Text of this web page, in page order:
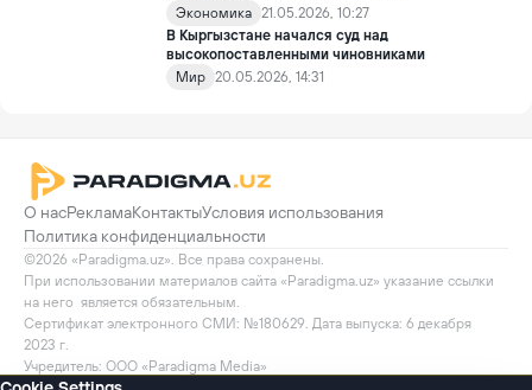
Экономика 21.05.2026, 10:27
В Кыргызстане начался суд над
высокопоставленными чиновниками
Мир 20.05.2026, 14:31
О насРекламаКонтактыУсловия использования
Политика конфиденциальности
©2026 «Paradigma.uz». Все права сохранены.
При использовании материалов сайта «Paradigma.uz» указание ссылки
на него  является обязательным.
Сертификат электронного СМИ: №180629. Дата выпуска: 6 декабря
2023 г.
Учредитель: ООО «Paradigma Media»
100011, Ташкент, улица Навои, 30